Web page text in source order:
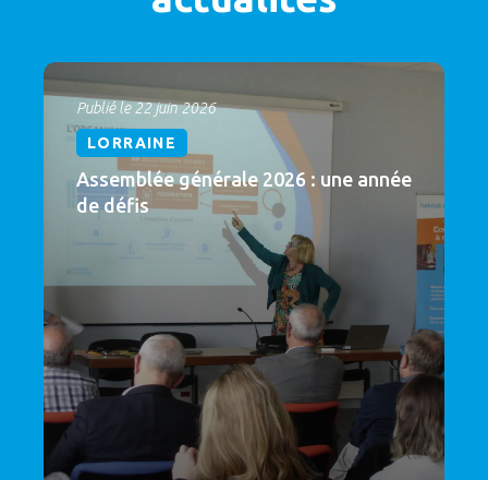
Publié le 22 juin 2026
LORRAINE
Assemblée générale 2026 : une année
de défis